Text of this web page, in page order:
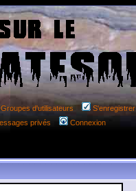
Groupes d'utilisateurs
S'enregistrer
privés Connexion